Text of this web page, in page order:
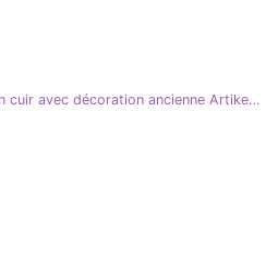
Sandales féminines laquées en cuir avec décoration ancienne Artiker 56C1567 beige